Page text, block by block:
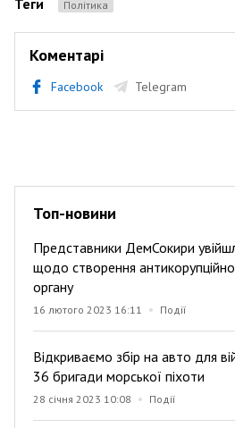
Теги Політика
Коментарі
Facebook Telegram
Топ-новини
Представники ДемСокири
щодо створення
органу
16 лютого 2023 16:11 Події
Відкриваємо збір на авто для
36 бригади морської піхоти
28 січня 2023 10:08 Події